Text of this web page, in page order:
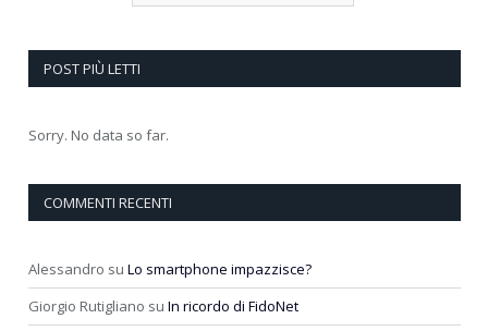
POST PIÙ LETTI
Sorry. No data so far.
COMMENTI RECENTI
Alessandro su Lo smartphone impazzisce?
Giorgio Rutigliano su In ricordo di FidoNet